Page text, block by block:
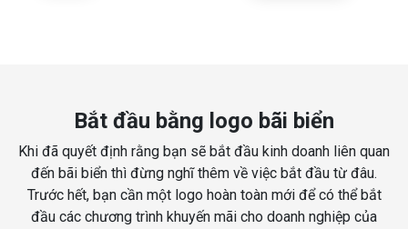
Bắt đầu bằng logo bãi biển
Khi đã quyết định rằng bạn sẽ bắt đầu kinh doanh liên quan
đến bãi biển thì đừng nghĩ thêm về việc bắt đầu từ đâu.
Trước hết, bạn cần một logo hoàn toàn mới để có thể bắt
đầu các chương trình khuyến mãi cho doanh nghiệp của